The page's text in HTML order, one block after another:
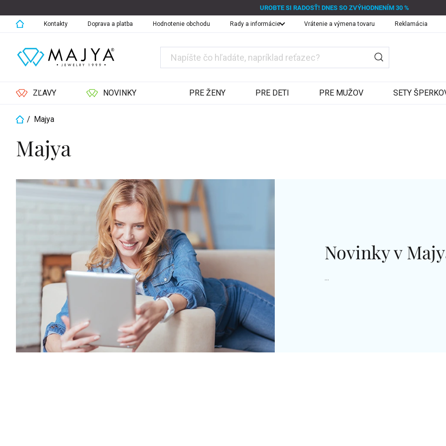
na
obsah
UROBTE SI RADOSŤ! DNES SO ZVÝHODNENÍM 30 %
Kontakty Doprava a platba Hodnotenie obchodu Rady a informácie Vrátenie a výmena tovaru Reklamácia
ZĽAVY NOVINKY PRE ŽENY PRE DETI PRE MUŽOV SETY
Domov
/ Majya
Majya
Výpis
Novinky v
...